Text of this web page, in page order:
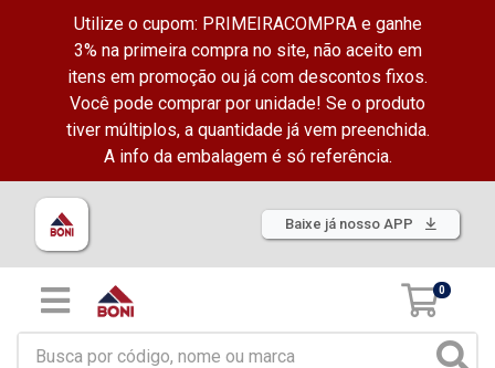
Utilize o cupom: PRIMEIRACOMPRA e ganhe
3% na primeira compra no site, não aceito em
itens em promoção ou já com descontos fixos.
Você pode comprar por unidade! Se o produto
tiver múltiplos, a quantidade já vem preenchida.
A info da embalagem é só referência.
Baixe já nosso APP
0